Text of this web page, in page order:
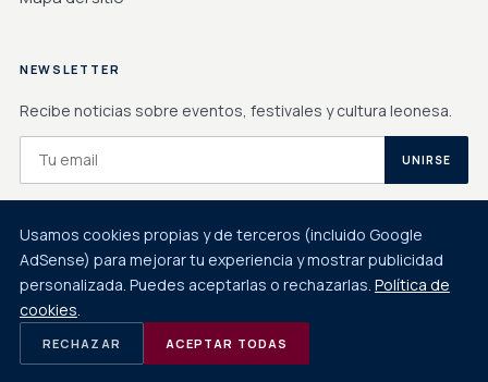
Usamos cookies propias y de terceros (incluido Google
AdSense) para mejorar tu experiencia y mostrar publicidad
personalizada. Puedes aceptarlas o rechazarlas. Política de
cookies.
RECHAZAR ACEPTAR TODAS
NEWSLETTER
Recibe noticias sobre eventos, festivales y cultura leonesa.
UNIRSE
Implementado porCuadruple.com. Soluciones de diseño de
páginas web y Tiendas Online .
Aviso LegalPrivacidad CookiesContacto